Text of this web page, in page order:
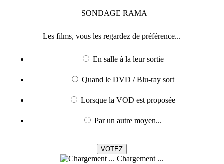
SONDAGE RAMA
Les films, vous les regardez de préférence...
En salle à la leur sortie
Quand le DVD / Blu-ray sort
Lorsque la VOD est proposée
Par un autre moyen...
Chargement ...